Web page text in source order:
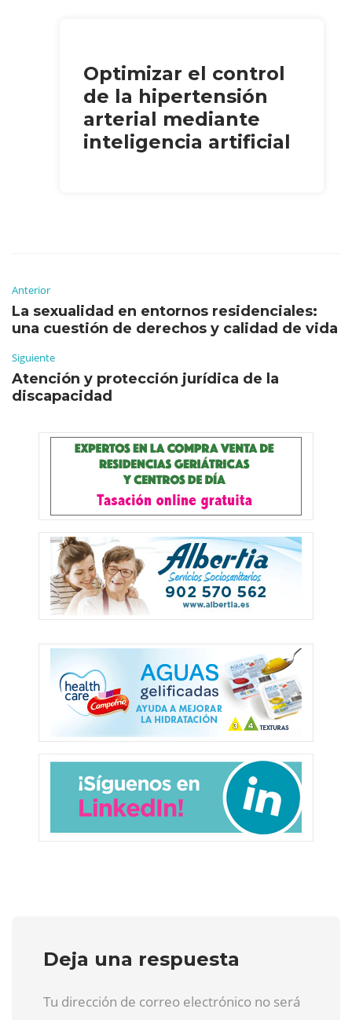
Optimizar el control
de la hipertensión
arterial mediante
inteligencia artificial
Anterior
La sexualidad en entornos residenciales:
una cuestión de derechos y calidad de vida
Siguiente
Atención y protección jurídica de la
discapacidad
Deja una respuesta
Tu dirección de correo electrónico no será